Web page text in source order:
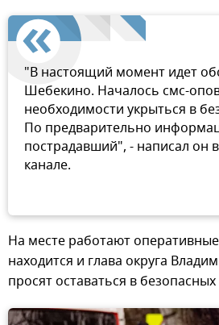
"В настоящий момент идет
Шебекино. Началось смс-
необходимости укрыться в
По предварительно
пострадавший", - написал он
канале.
На месте работают
находится и глава округа
просят оставаться в безопасных